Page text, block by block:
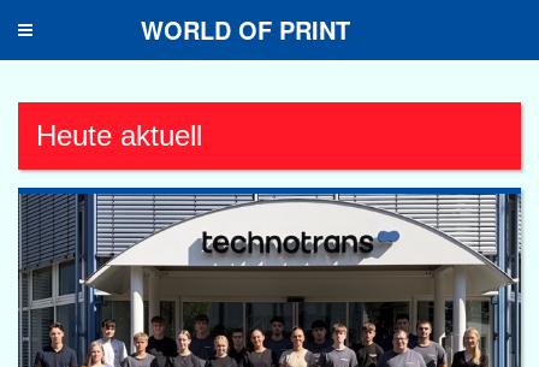
Toggle
WORLD OF PRINT
Heute aktuell